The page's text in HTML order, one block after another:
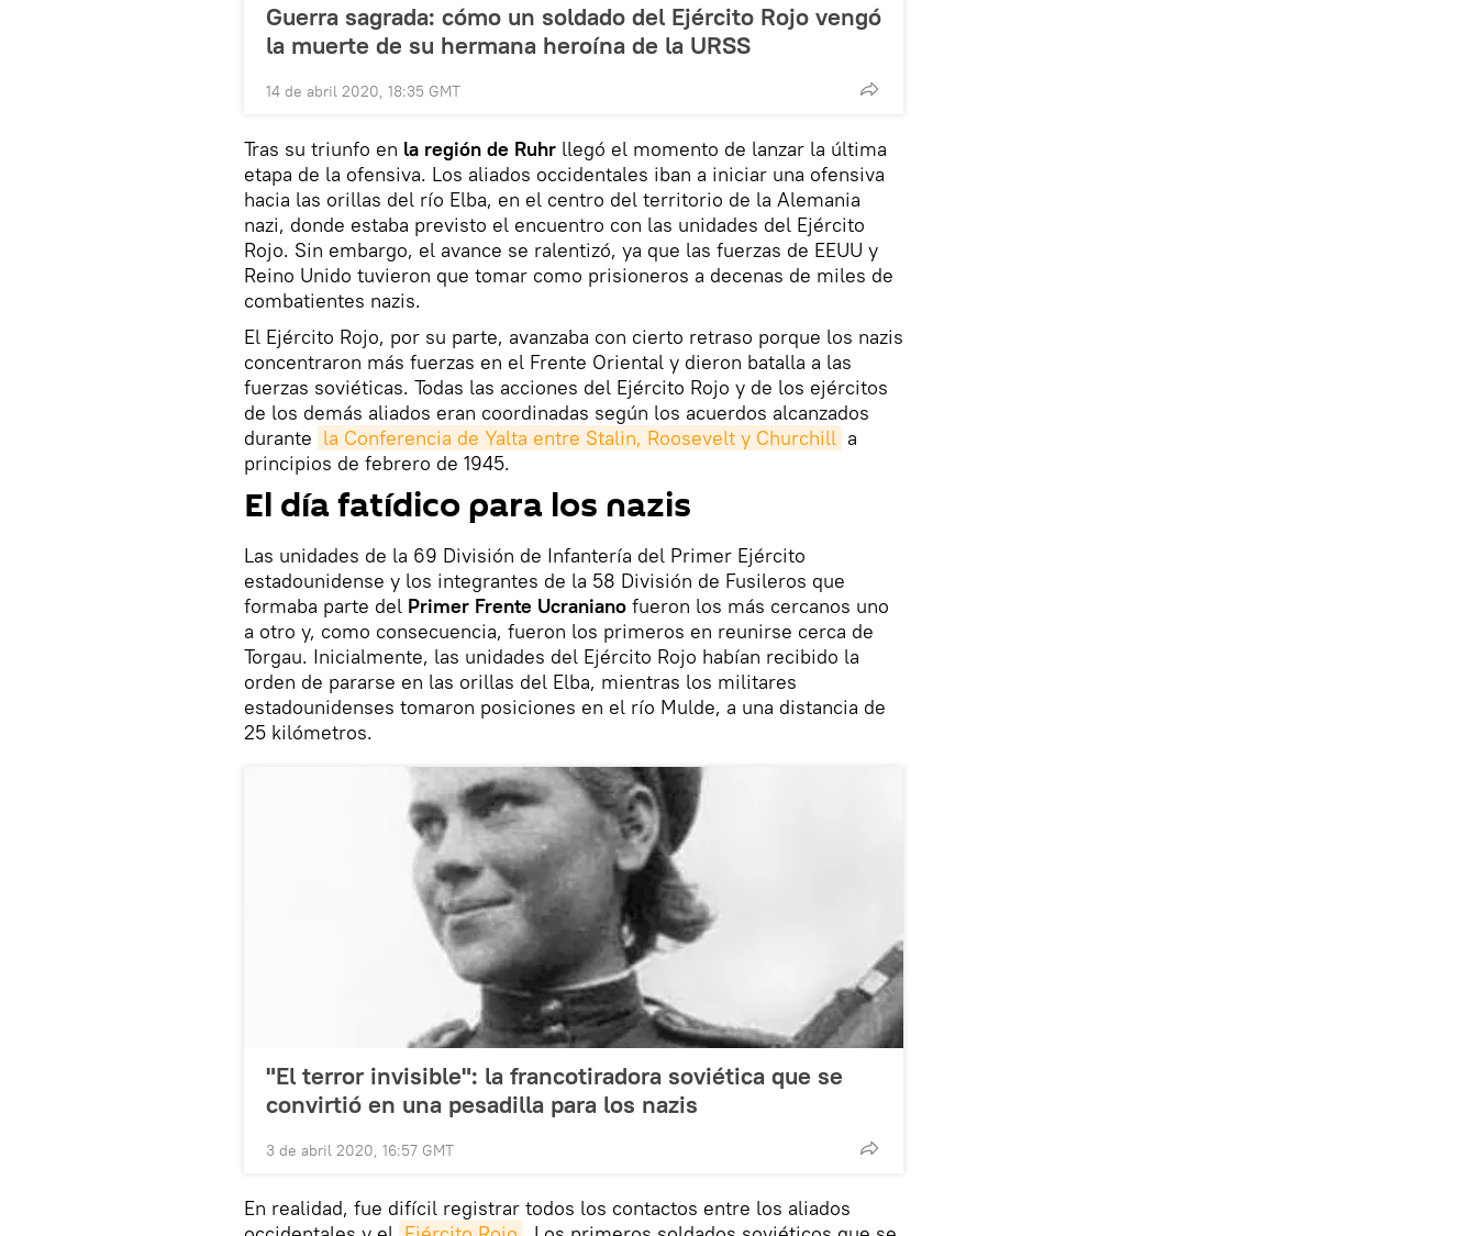
Guerra sagrada: cómo un soldado del Ejército Rojo vengó
la muerte de su hermana heroína de la URSS
14 de abril 2020, 18:35 GMT
Tras su triunfo en la región de Ruhr llegó el momento de lanzar la última
etapa de la ofensiva. Los aliados occidentales iban a iniciar una ofensiva
hacia las orillas del río Elba, en el centro del territorio de la Alemania
nazi, donde estaba previsto el encuentro con las unidades del Ejército
Rojo. Sin embargo, el avance se ralentizó, ya que las fuerzas de EEUU y
Reino Unido tuvieron que tomar como prisioneros a decenas de miles de
combatientes nazis.
El Ejército Rojo, por su parte, avanzaba con cierto retraso porque los nazis
concentraron más fuerzas en el Frente Oriental y dieron batalla a las
fuerzas soviéticas. Todas las acciones del Ejército Rojo y de los ejércitos
de los demás aliados eran coordinadas según los acuerdos alcanzados
durante la Conferencia de Yalta entre Stalin, Roosevelt y Churchill a
principios de febrero de 1945.
El día fatídico para los nazis
Las unidades de la 69 División de Infantería del Primer Ejército
estadounidense y los integrantes de la 58 División de Fusileros que
formaba parte del Primer Frente Ucraniano fueron los más cercanos uno
a otro y, como consecuencia, fueron los primeros en reunirse cerca de
Torgau. Inicialmente, las unidades del Ejército Rojo habían recibido la
orden de pararse en las orillas del Elba, mientras los militares
estadounidenses tomaron posiciones en el río Mulde, a una distancia de
25 kilómetros.
"El terror invisible": la francotiradora soviética que se
convirtió en una pesadilla para los nazis
3 de abril 2020, 16:57 GMT
En realidad, fue difícil registrar todos los contactos entre los aliados